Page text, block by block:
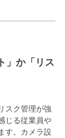
」か「リス
スク管理が強
じる従業員や
す。カメラ設